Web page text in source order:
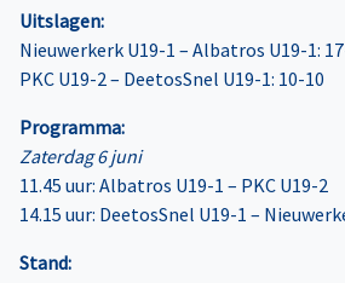
Uitslagen:
Nieuwerkerk U19-1 – Albatros U19-1:
PKC U19-2 – DeetosSnel U19-1: 10-10
Programma:
Zaterdag 6 juni
11.45 uur: Albatros U19-1 – PKC U19-2
14.15 uur: DeetosSnel U19-1 –
Stand: